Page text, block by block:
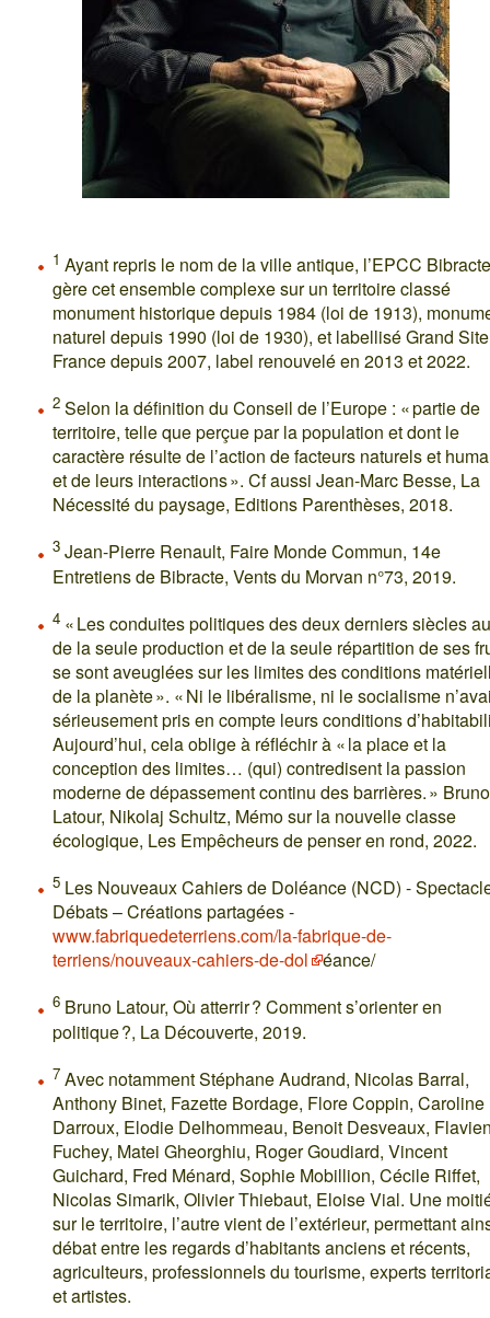
1 Ayant repris le nom de la ville antique, l’EPCC Bibracte
gère cet ensemble complexe sur un territoire classé
monument historique depuis 1984 (loi de 1913),
naturel depuis 1990 (loi de 1930), et labellisé Grand
France depuis 2007, label renouvelé en 2013 et 2022.
2 Selon la définition du Conseil de l’Europe : « partie de
territoire, telle que perçue par la population et dont le
caractère résulte de l’action de facteurs naturels et
et de leurs interactions ». Cf aussi Jean-Marc Besse, La
Nécessité du paysage, Editions Parenthèses, 2018.
3 Jean-Pierre Renault, Faire Monde Commun, 14e
Entretiens de Bibracte, Vents du Morvan n°73, 2019.
4 « Les conduites politiques des deux derniers siècles
de la seule production et de la seule répartition de ses
se sont aveuglées sur les limites des conditions
de la planète ». « Ni le libéralisme, ni le socialisme
sérieusement pris en compte leurs conditions
Aujourd’hui, cela oblige à réfléchir à « la place et la
conception des limites… (qui) contredisent la passion
moderne de dépassement continu des barrières. » Bruno
Latour, Nikolaj Schultz, Mémo sur la nouvelle classe
écologique, Les Empêcheurs de penser en rond, 2022.
5 Les Nouveaux Cahiers de Doléance (NCD) -
Débats – Créations partagées -
www.fabriquedeterriens.com/la-fabrique-de-
terriens/nouveaux-cahiers-de-dol
éance/
6 Bruno Latour, Où atterrir ? Comment s’orienter en
politique ?, La Découverte, 2019.
7 Avec notamment Stéphane Audrand, Nicolas Barral,
Anthony Binet, Fazette Bordage, Flore Coppin, Caroline
Darroux, Elodie Delhommeau, Benoit Desveaux,
Fuchey, Matei Gheorghiu, Roger Goudiard, Vincent
Guichard, Fred Ménard, Sophie Mobillion, Cécile Riffet,
Nicolas Simarik, Olivier Thiebaut, Eloise Vial. Une
sur le territoire, l’autre vient de l’extérieur, permettant
débat entre les regards d’habitants anciens et récents,
agriculteurs, professionnels du tourisme, experts
et artistes.